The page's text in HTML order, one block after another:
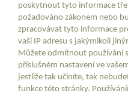
poskytnout tyto informace
požadováno zákonem nebo
zpracovávat tyto informace
vaší IP adresu s jakýmikoli
Můžete odmítnout používání
příslušném nastavení ve
jestliže tak učiníte, tak
funkce této stránky.